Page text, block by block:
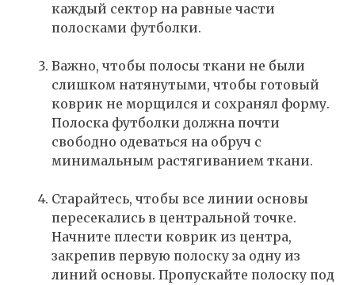
каждый сектор на равные части
полосками футболки.
Важно, чтобы полосы ткани не были
слишком натянутыми, чтобы готовый
коврик не морщился и сохранял форму.
Полоска футболки должна почти
свободно одеваться на обруч с
минимальным растягиванием ткани.
Старайтесь, чтобы все линии основы
пересекались в центральной точке.
Начните плести коврик из центра,
закрепив первую полоску за одну из
линий основы. Пропускайте полоску под